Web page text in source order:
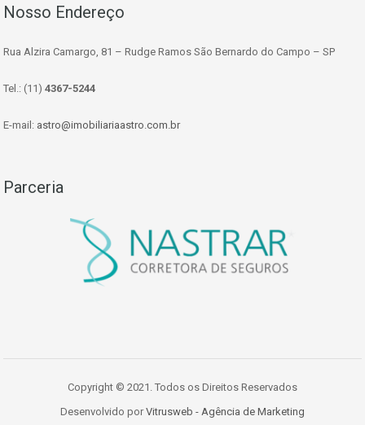
Nosso Endereço
Rua Alzira Camargo, 81 – Rudge Ramos São Bernardo do Campo – SP
Tel.: (11) 4367-5244
E-mail: astro@imobiliariaastro.com.br
Parceria
Copyright © 2021. Todos os Direitos Reservados
Desenvolvido por Vitrusweb - Agência de Marketing